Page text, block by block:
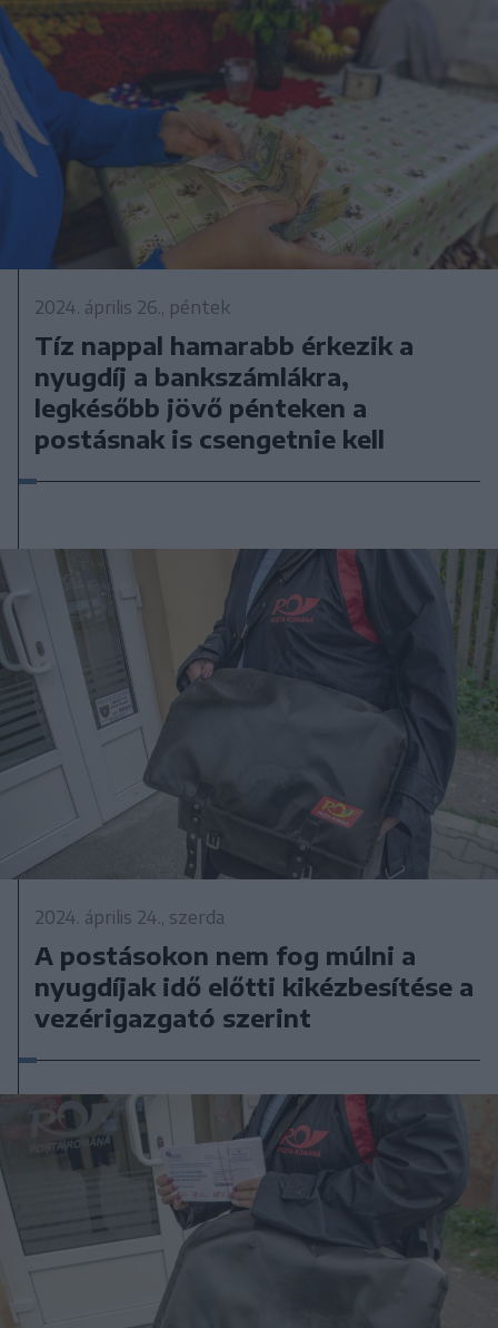
2024. április 26., péntek
Tíz nappal hamarabb érkezik a
nyugdíj a bankszámlákra,
legkésőbb jövő pénteken a
postásnak is csengetnie kell
2024. április 24., szerda
A postásokon nem fog múlni a
nyugdíjak idő előtti kikézbesítése a
vezérigazgató szerint